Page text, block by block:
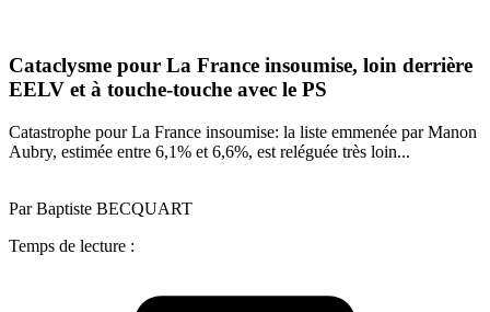
Cataclysme pour La France insoumise, loin derrière
EELV et à touche-touche avec le PS
Catastrophe pour La France insoumise: la liste emmenée par Manon
Aubry, estimée entre 6,1% et 6,6%, est reléguée très loin...
Par Baptiste BECQUART
Temps de lecture :